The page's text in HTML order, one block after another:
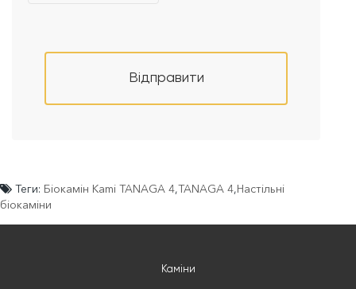
Відправити
Теги: Біокамін Kami TANAGA 4,TANAGA 4,Настільні
біокаміни
Каміни